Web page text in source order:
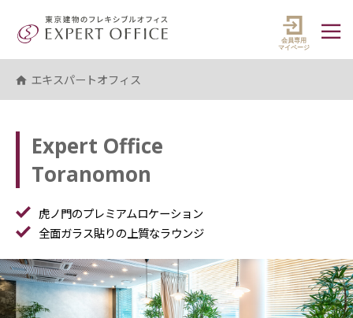
エキスパートオフィス（マイペ
エキスパートオフィス
Expert Office
Toranomon
check
虎ノ門のプレミアムロケーション
check
全面ガラス貼りの上質なラウンジ